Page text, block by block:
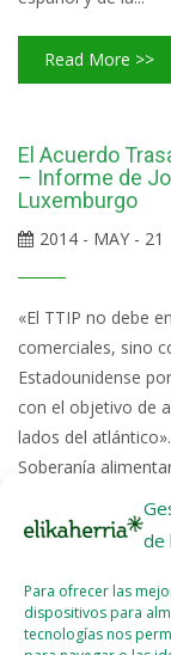
de
Para ofrecer las
dispositivos para
tecnologías nos
Read More >>
El Acuerdo
– Informe de
Luxemburgo
2014 - MAY - 21
«El TTIP no debe
comerciales, sino
Estadounidense
con el objetivo de
lados del
Soberanía
Read More >>
La Gran Estafa